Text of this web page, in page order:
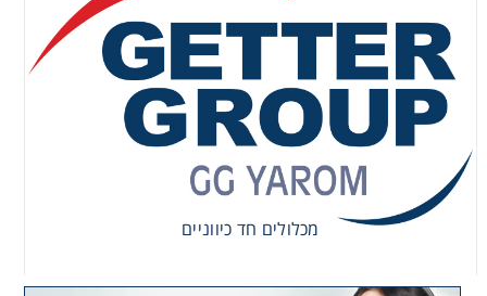
מכלולים חד כיווניים
מכלולים חד כיווניים